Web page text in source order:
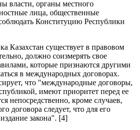
власти, органы местного
лица, общественные
Конституцию Республики
Казахстан существует в правовом
должно соизмерять свое
которые признаются другими
в международных договорах.
что "международные договоры,
имеют приоритет перед ее
непосредственно, кроме случаев,
договора следует, что для его
закона". [4]